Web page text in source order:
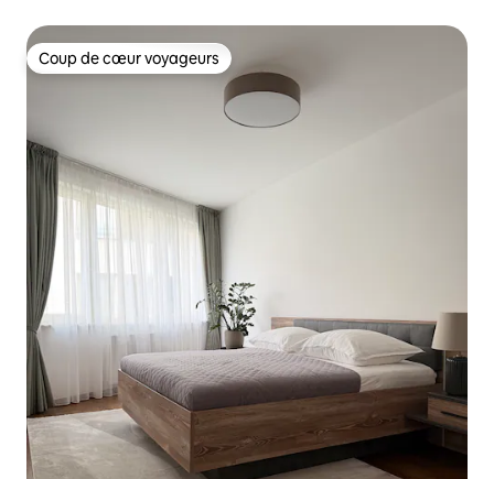
Coup de cœur voyageurs
Coup de cœur voyageurs